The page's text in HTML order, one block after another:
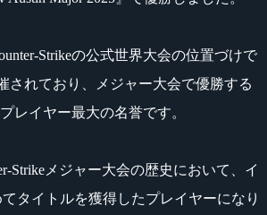
Strikeの公式世界大会の位置づけで
されており、メジャー大会で優勝する
レイヤー最大の名誉です。
Strikeメジャー大会の歴史において、イ
タイトルを獲得したプレイヤーになり